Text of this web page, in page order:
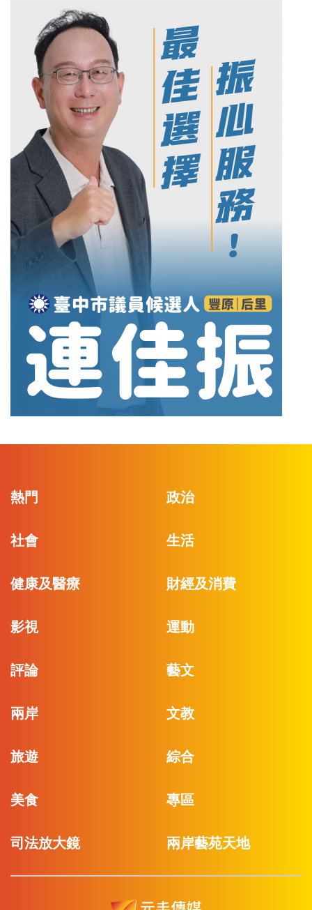
熱門 政治
社會 生活
健康及醫療 財經及消費
影視 運動
評論 藝文
兩岸 文教
旅遊 綜合
美食 專區
司法放大鏡 兩岸藝苑天地